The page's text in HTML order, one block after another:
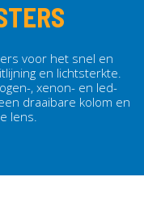
voor het snel en
en lichtsterkte.
, xenon- en led-
draaibare kolom en
lens.